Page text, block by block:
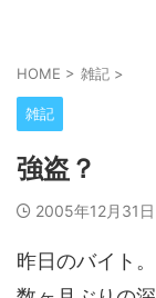
HOME > 雑記 >
雑記
強盗？
2005年12月31日
昨日のバイト。